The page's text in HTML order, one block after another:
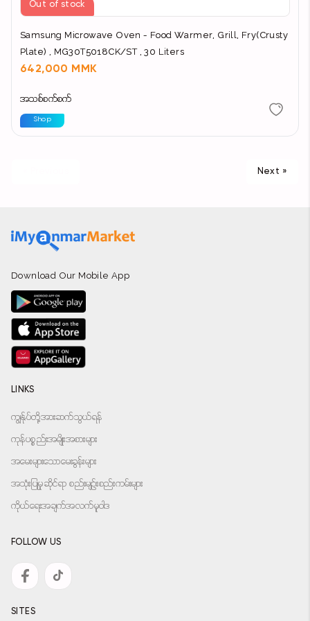
Out of stock
Samsung Microwave Oven - Food Warmer, Grill, Fry(Crusty
Plate) , MG30T5018CK/ST , 30 Liters
642,000 MMK
အသစ်စက်စက်
Shop
Next »
Download Our Mobile App
LINKS
ကျွန်ုပ်တို့အားဆက်သွယ်ရန်
ကုန်ပစ္စည်းအမျိုးအစားများ
အမေးများသောမေးခွန်းများ
အသုံးပြုမှုဆိုင်ရာ စည်းမျဉ်းစည်းကမ်းများ
ကိုယ်ရေးအချက်အလက်မူဝါဒ
FOLLOW US
SITES